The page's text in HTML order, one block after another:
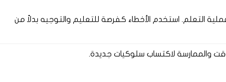
التعلم. استخدم الأخطاء كفرصة للتعليم والتوجيه بدلاً من
والممارسة لاكتساب سلوكيات جديدة.